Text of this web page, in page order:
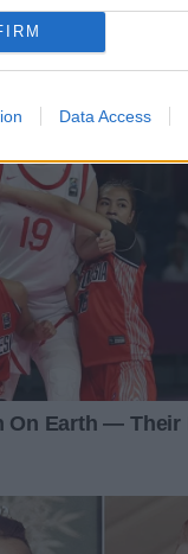
Data Access